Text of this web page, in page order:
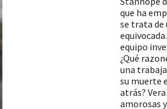
que ha
se trata de
equipo
¿Qué
una
su muerte
atrás?
amorosas